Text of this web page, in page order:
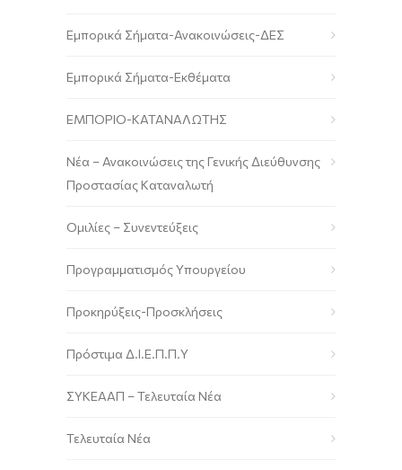
Εμπορικά Σήματα-Ανακοινώσεις-ΔΕΣ
Εμπορικά Σήματα-Εκθέματα
ΕΜΠΟΡΙΟ-ΚΑΤΑΝΑΛΩΤΗΣ
Νέα – Ανακοινώσεις της Γενικής Διεύθυνσης
Προστασίας Καταναλωτή
Ομιλίες – Συνεντεύξεις
Προγραμματισμός Υπουργείου
Προκηρύξεις-Προσκλήσεις
Πρόστιμα Δ.Ι.Ε.Π.Π.Υ
ΣΥΚΕΑΑΠ – Τελευταία Νέα
Τελευταία Νέα